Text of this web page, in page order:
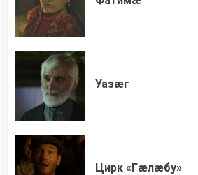
Уазæг
Цирк «Гæлæбу»